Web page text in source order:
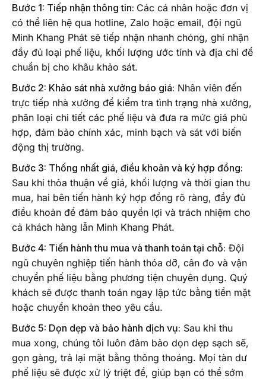
Bước 1: Tiếp nhận thông tin: Các cá nhân hoặc đơn vị
có thể liên hệ qua hotline, Zalo hoặc email, đội ngũ
Minh Khang Phát sẽ tiếp nhận nhanh chóng, ghi nhận
đầy đủ loại phế liệu, khối lượng ước tính và địa chỉ để
chuẩn bị cho khâu khảo sát.
Bước 2: Khảo sát nhà xưởng báo giá: Nhân viên đến
trực tiếp nhà xưởng để kiểm tra tình trạng nhà xưởng,
phân loại chi tiết các phế liệu và đưa ra mức giá phù
hợp, đảm bảo chính xác, minh bạch và sát với biến
động thị trường.
Bước 3: Thống nhất giá, điều khoản và ký hợp đồng:
Sau khi thỏa thuận về giá, khối lượng và thời gian thu
mua, hai bên tiến hành ký hợp đồng rõ ràng, đầy đủ
điều khoản để đảm bảo quyền lợi và trách nhiệm cho
cả khách hàng lẫn Minh Khang Phát.
Bước 4: Tiến hành thu mua và thanh toán tại chỗ: Đội
ngũ chuyên nghiệp tiến hành thóa dỡ, cân đo và vận
chuyển phế liệu bằng phương tiện chuyên dụng. Quý
khách sẽ được thanh toán ngay lập tức bằng tiền mặt
hoặc chuyển khoản theo yêu cầu.
Bước 5: Dọn dẹp và bảo hành dịch vụ: Sau khi thu
mua xong, chúng tôi luôn đảm bảo dọn dẹp sạch sẽ,
gọn gàng, trả lại mặt bằng thông thoáng. Mọi tàn dư
phế liệu sẽ được xử lý triệt để, giúp bạn có thể sớm